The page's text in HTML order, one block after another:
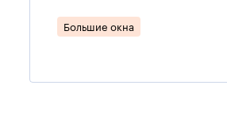
Большие окна